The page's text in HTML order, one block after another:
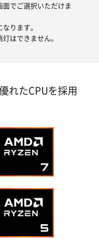
でご選択いただけま
ります。
はできません。
れたCPUを採用